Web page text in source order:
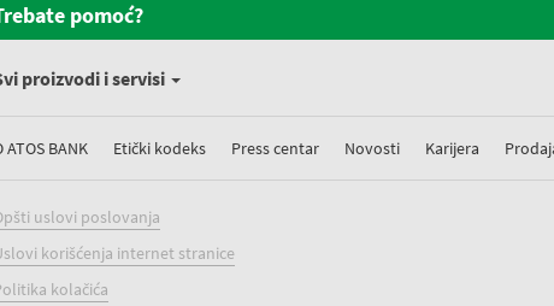
pomoć?
proizvodi i servisi
ATOS BANK Etički kodeks Press centar Novosti Karijera
uslovi poslovanja
korišćenja internet stranice
kolačića